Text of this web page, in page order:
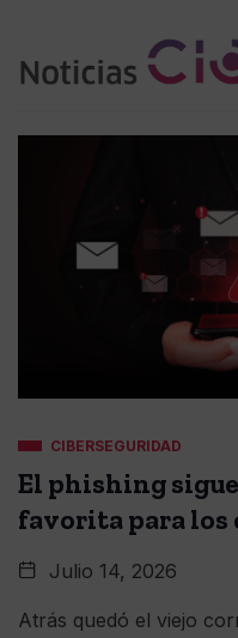
CIBERSEGURIDAD
El phishing
favorita para
Julio 14, 2026
Atrás quedó el viejo